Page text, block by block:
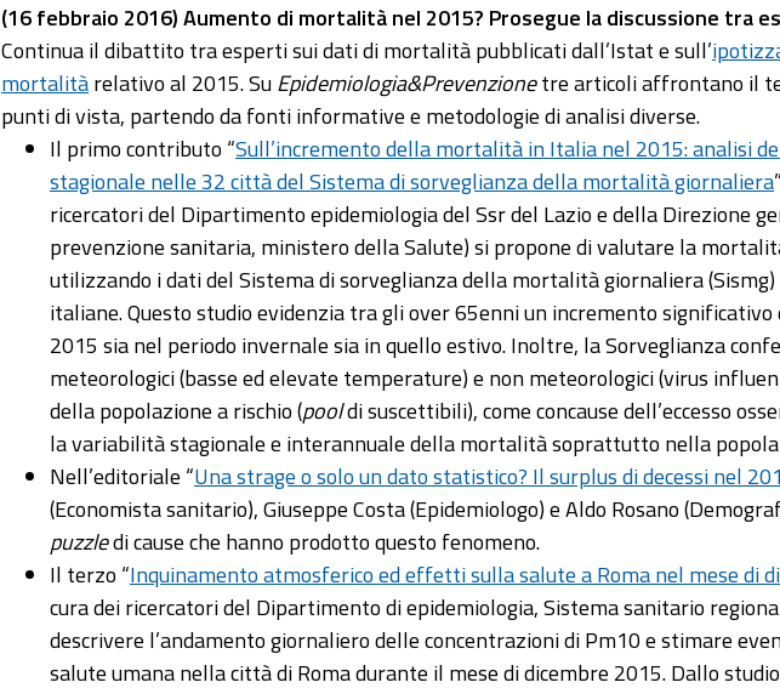
(16 febbraio 2016) Aumento di mortalità nel 2015? Prosegue la discussione tra
Continua il dibattito tra esperti sui dati di mortalità pubblicati dall’Istat e sull’
mortalitàrelativo al 2015. SuEpidemiologia&Prevenzionetre articoli affrontano il
punti di vista, partendo da fonti informative e metodologie di analisi diverse.
Il primo contributo “Sull’incremento della mortalità in Italia nel 2015: analisi
stagionale nelle 32 città del Sistema di sorveglianza della mortalità giornaliera
ricercatori del Dipartimento epidemiologia del Ssr del Lazio e della Direzione
prevenzione sanitaria, ministero della Salute) si propone di valutare la
utilizzando i dati del Sistema di sorveglianza della mortalità giornaliera
italiane. Questo studio evidenzia tra gli over 65enni un incremento
2015 sia nel periodo invernale sia in quello estivo. Inoltre, la Sorveglianza
meteorologici (basse ed elevate temperature) e non meteorologici (virus
della popolazione a rischio (pooldi suscettibili), come concause dell’eccesso
la variabilità stagionale e interannuale della mortalità soprattutto nella
Nell’editoriale “Una strage o solo un dato statistico? Il surplus di decessi nel
(Economista sanitario), Giuseppe Costa (Epidemiologo) e Aldo Rosano
puzzledi cause che hanno prodotto questo fenomeno.
Il terzo “Inquinamento atmosferico ed effetti sulla salute a Roma nel mese di
cura dei ricercatori del Dipartimento di epidemiologia, Sistema sanitario
descrivere l’andamento giornaliero delle concentrazioni di Pm10 e stimare
salute umana nella città di Roma durante il mese di dicembre 2015. Dallo